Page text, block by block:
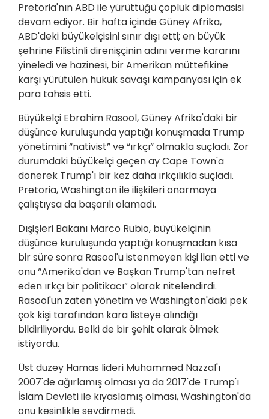
Pretoria'nın ABD ile yürüttüğü çöplük diplomasisi
devam ediyor. Bir hafta içinde Güney Afrika,
ABD'deki büyükelçisini sınır dışı etti; en büyük
şehrine Filistinli direnişçinin adını verme kararını
yineledi ve hazinesi, bir Amerikan müttefikine
karşı yürütülen hukuk savaşı kampanyası için ek
para tahsis etti.
Büyükelçi Ebrahim Rasool, Güney Afrika'daki bir
düşünce kuruluşunda yaptığı konuşmada Trump
yönetimini “nativist” ve “ırkçı” olmakla suçladı. Zor
durumdaki büyükelçi geçen ay Cape Town'a
dönerek Trump'ı bir kez daha ırkçılıkla suçladı.
Pretoria, Washington ile ilişkileri onarmaya
çalıştıysa da başarılı olamadı.
Dışişleri Bakanı Marco Rubio, büyükelçinin
düşünce kuruluşunda yaptığı konuşmadan kısa
bir süre sonra Rasool'u istenmeyen kişi ilan etti ve
onu “Amerika'dan ve Başkan Trump'tan nefret
eden ırkçı bir politikacı” olarak nitelendirdi.
Rasool'un zaten yönetim ve Washington'daki pek
çok kişi tarafından kara listeye alındığı
bildiriliyordu. Belki de bir şehit olarak ölmek
istiyordu.
Üst düzey Hamas lideri Muhammed Nazzal'ı
2007'de ağırlamış olması ya da 2017'de Trump'ı
İslam Devleti ile kıyaslamış olması, Washington'da
onu kesinlikle sevdirmedi.